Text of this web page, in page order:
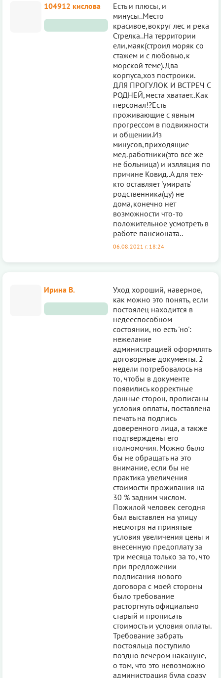
104912 кислова
Есть и плюсы, и
минусы..Место
красивое,вокруг лес и река
Стрелка..На территории
ели,маяк(строил моряк со
стажем и с любовью,к
морской теме).Два
корпуса,хоз построики.
ДЛЯ ПРОГУЛОК И ВСТРЕЧ С
РОДНЕЙ,места хватает..Как
персонал!?Есть
проживающие с явным
прогрессом в подвижности
и общении.Из
минусов,приходящие
мед.работники(это всё же
не больница) и излляция по
причине Ковид..А для тех-
кто оставляет 'умирать'
родственника(цу) не
дома,конечно нет
возможности что-то
положительное усмотреть в
работе пансионата..
06.08.2021 г. 18:24
Ирина В.
Уход хороший, наверное,
как можно это понять, если
постоялец находится в
недееспособном
состоянии, но есть 'но':
нежелание
администрацией оформлять
договорные документы. 2
недели потребовалось на
то, чтобы в документе
появились корректные
данные сторон, прописаны
условия оплаты, поставлена
печать на подпись
доверенного лица, а также
подтверждены его
полномочия. Можно было
бы не обращать на это
внимание, если бы не
практика увеличения
стоимости проживания на
30 % задним числом.
Пожилой человек сегодня
был выставлен на улицу
несмотря на принятые
условия увеличения цены и
внесенную предоплату за
три месяца только за то, что
при предложении
подписания нового
договора с моей стороны
было требование
расторгнуть официально
старый и прописать
стоимость и условия оплаты.
Требование забрать
постояльца поступило
поздно вечером накануне,
о том, что это невозможно
администрация була сразу